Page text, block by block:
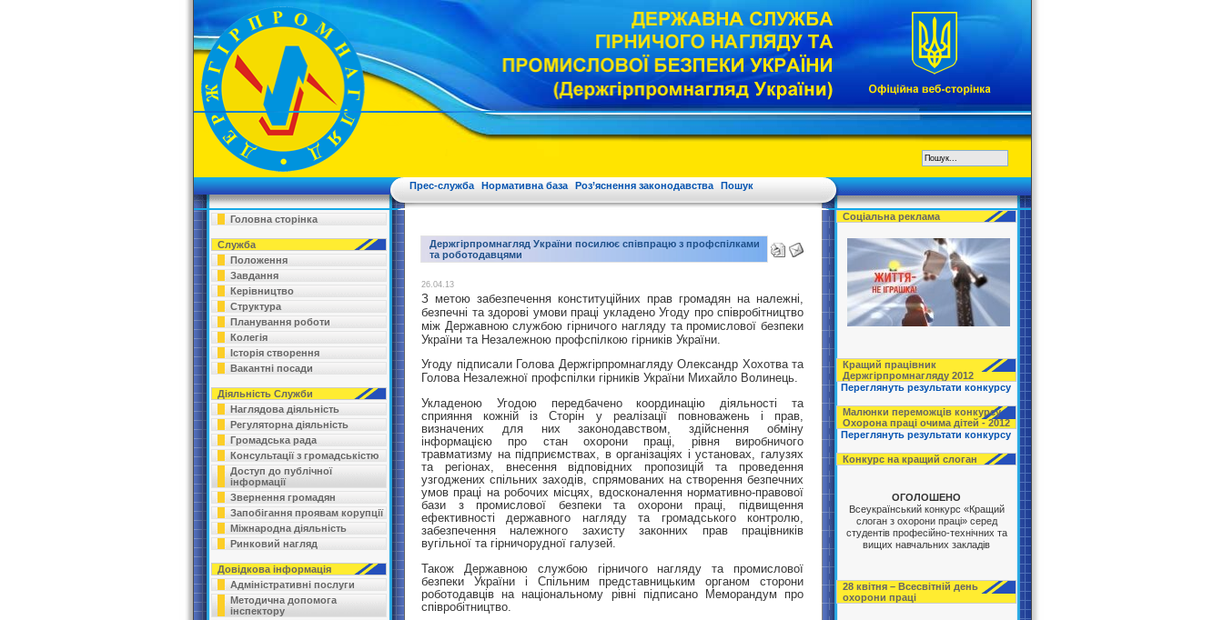
Прес-служба Нормативна база Роз’яснення законодавства Пошук
Головна сторінка
Служба
Положення
Завдання
Керівництво
Структура
Планування роботи
Колегія
Історія створення
Вакантні посади
Діяльність Служби
Наглядова діяльність
Регуляторна діяльність
Громадська рада
Консультації з громадськістю
Доступ до публічної
інформації
Звернення громадян
Запобігання проявам корупції
Міжнародна діяльність
Ринковий нагляд
Довідкова інформація
Адміністративні послуги
Методична допомога
інспектору
Держгірпромнагляд України посилює співпрацю з профспілками
та роботодавцями
26.04.13
З метою забезпечення конституційних прав громадян на належні,
безпечні та здорові умови праці укладено Угоду про співробітництво
між Державною службою гірничого нагляду та промислової безпеки
України та Незалежною профспілкою гірників України.
Угоду підписали Голова Держгірпромнагляду Олександр Хохотва та
Голова Незалежної профспілки гірників України Михайло Волинець.
Укладеною Угодою передбачено координацію діяльності та
сприяння кожній із Сторін у реалізації повноважень і прав,
визначених для них законодавством, здійснення обміну
інформацією про стан охорони праці, рівня виробничого
травматизму на підприємствах, в організаціях і установах, галузях
та регіонах, внесення відповідних пропозицій та проведення
узгоджених спільних заходів, спрямованих на створення безпечних
умов праці на робочих місцях, вдосконалення нормативно-правової
бази з промислової безпеки та охорони праці, підвищення
ефективності державного нагляду та громадського контролю,
забезпечення належного захисту законних прав працівників
вугільної та гірничорудної галузей.
Також Державною службою гірничого нагляду та промислової
безпеки України і Спільним представницьким органом сторони
роботодавців на національному рівні підписано Меморандум про
співробітництво.
Соціальна реклама
Кращий працівник
Держгірпромнагляду 2012
Переглянуть результати конкурсу
Малюнки переможців конкурсу
Охорона праці очима дітей - 2012
Переглянуть результати конкурсу
Конкурс на кращий слоган
ОГОЛОШЕНО
Всеукраїнський конкурс «Кращий
слоган з охорони праці» серед
студентів професійно-технічних та
вищих навчальних закладів
28 квітня – Всесвітній день
охорони праці